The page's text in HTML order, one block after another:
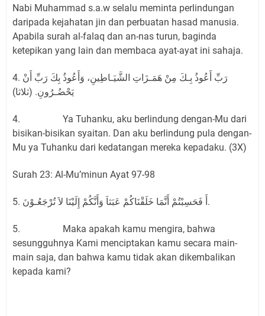
Nabi Muhammad s.a.w selalu meminta perlindungan
daripada kejahatan jin dan perbuatan hasad manusia.
Apabila surah al-falaq dan an-nas turun, baginda
ketepikan yang lain dan membaca ayat-ayat ini sahaja.
4. رَبِّ أَعُوذُ بِـكَ مِنْ هَمَـزَاتِ الشَّيَـاطِينِ، وَأَعُوذُ بِكَ رَبِّ أَنْ
يَحْضُـرُونِ. (ثلاثا)
4. Ya Tuhanku, aku berlindung dengan-Mu dari
bisikan-bisikan syaitan. Dan aku berlindung pula dengan-
Mu ya Tuhanku dari kedatangan mereka kepadaku. (3X)
Surah 23: Al-Mu’minun Ayat 97-98
5. أَ فَحَسِبْتُمْ أَنَّمَا خَلَقْنَاكُمْ عَبَثاَ وَأَنَّكُمْ إِلَيْنَا لاَ تُرْجَعُـوْنَ.
5. Maka apakah kamu mengira, bahwa
sesungguhnya Kami menciptakan kamu secara main-
main saja, dan bahwa kamu tidak akan dikembalikan
kepada kami?